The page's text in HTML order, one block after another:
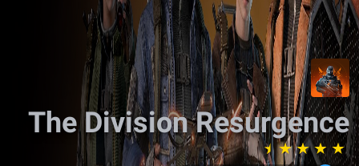
The Division Resurgence